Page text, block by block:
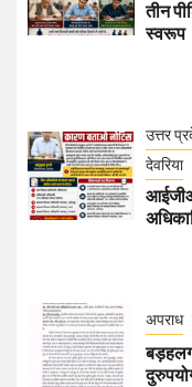
तीन
स्वरूप
उत्तर
देवरिया
अपराध